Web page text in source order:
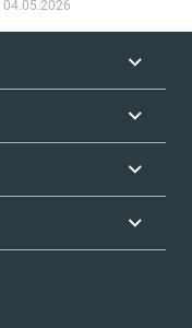
04.05.2026